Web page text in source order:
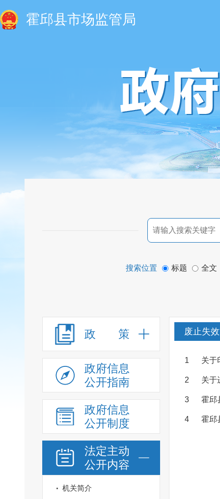
霍邱县市场监管局
搜索位置 标题 全文
政 策
政府信息
公开指南
政府信息
公开制度
法定主动
公开内容
机关简介
废止失
1 关于
2 关于
3 霍邱
4 霍邱